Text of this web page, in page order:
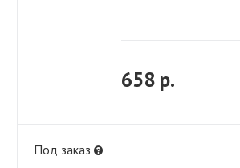
658 р.
Под заказ